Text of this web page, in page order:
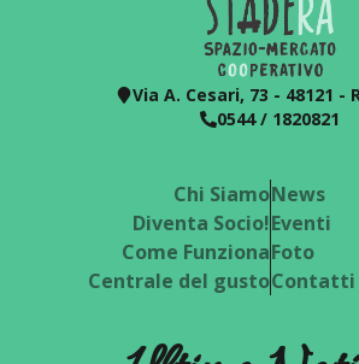
Via A. Cesari, 73 - 48121 -
0544 / 1820821
Chi Siamo
Diventa Socio!
Come Funziona
Centrale del gusto
News
Eventi
Foto
Contatti